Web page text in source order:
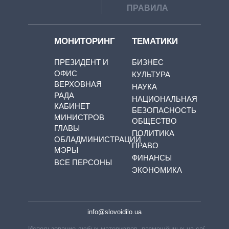
ПРАВИЛА
МОНИТОРИНГ
ПРЕЗИДЕНТ И
ОФИС
ВЕРХОВНАЯ
РАДА
КАБИНЕТ
МИНИСТРОВ
ГЛАВЫ
ОБЛАДМИНИСТРАЦИЙ
МЭРЫ
ВСЕ ПЕРСОНЫ
ТЕМАТИКИ
БИЗНЕС
КУЛЬТУРА
НАУКА
НАЦИОНАЛЬНАЯ
БЕЗОПАСНОСТЬ
ОБЩЕСТВО
ПОЛИТИКА
ПРАВО
ФИНАНСЫ
ЭКОНОМИКА
info@slovoidilo.ua